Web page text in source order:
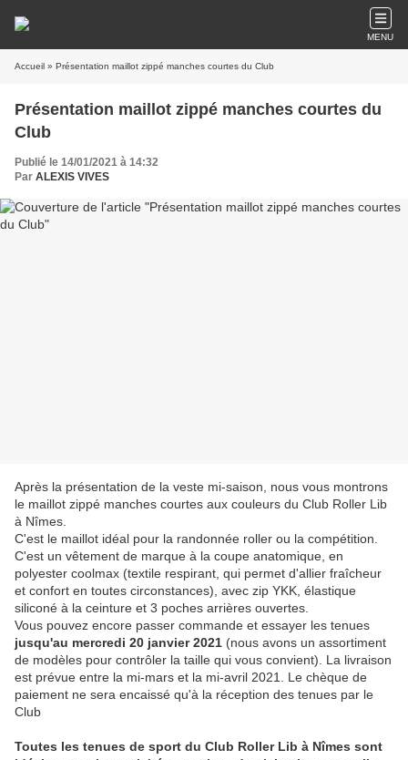
MENU
Accueil » Présentation maillot zippé manches courtes du Club
Présentation maillot zippé manches courtes du
Club
Publié le 14/01/2021 à 14:32
Par ALEXIS VIVES
Après la présentation de la veste mi-saison, nous vous montrons
le maillot zippé manches courtes aux couleurs du Club Roller Lib
à Nîmes.
C'est le maillot idéal pour la randonnée roller ou la compétition.
C'est un vêtement de marque à la coupe anatomique, en
polyester coolmax (textile respirant, qui permet d'allier fraîcheur
et confort en toutes circonstances), avec zip YKK, élastique
siliconé à la ceinture et 3 poches arrières ouvertes.
Vous pouvez encore passer commande et essayer les tenues
jusqu'au mercredi 20 janvier 2021 (nous avons un assortiment
de modèles pour contrôler la taille qui vous convient). La livraison
est prévue entre la mi-mars et la mi-avril 2021. Le chèque de
paiement ne sera encaissé qu'à la réception des tenues par le
Club
Toutes les tenues de sport du Club Roller Lib à Nîmes sont